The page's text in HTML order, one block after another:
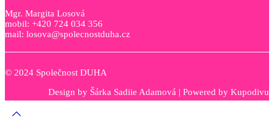
Mgr. Margita Losová
mobil: +420 724 034 356
mail: losova@spolecnostduha.cz
© 2024 Společnost DUHA
Design by Šárka Sadiie Adamová | Powered by Kupodivu